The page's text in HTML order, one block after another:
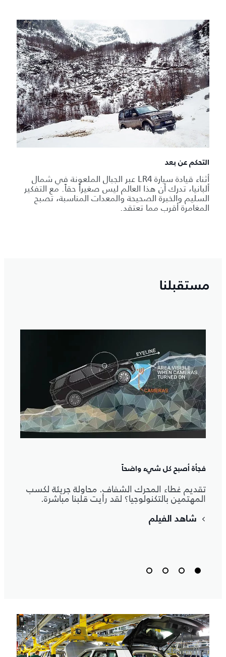
التحكم عن بعد
أثناء قيادة سيارة LR4 عبر الجبال الملعونة في شمال
ألبانيا، تدرك أن هذا العالم ليس صغيراً حقاً. مع التفكير
السليم والخبرة الصحيحة والمعدات المناسبة، تصبح
المغامرة أقرب مما تعتقد.
مستقبلنا
فجأة أصبح كل شيء واضحاً
تقديم غطاء المحرك الشفاف. محاولة جريئة لكسب
المهتمين بالتكنولوجيا؟ لقد رأيت قلبنا مباشرة.
شاهد الفيلم